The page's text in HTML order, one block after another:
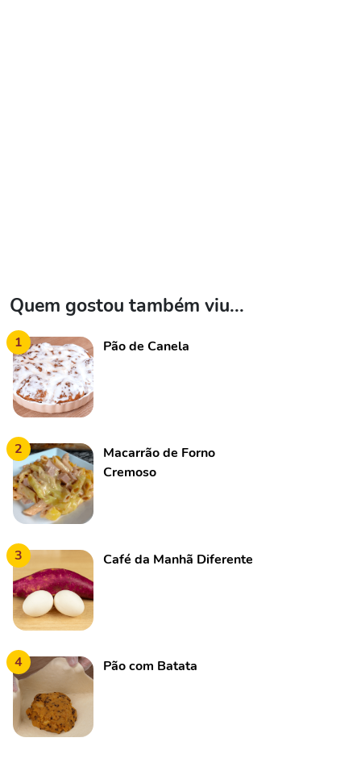
Quem gostou também viu...
1 Pão de Canela
2
Macarrão de Forno
Cremoso
3 Café da Manhã Diferente
4 Pão com Batata